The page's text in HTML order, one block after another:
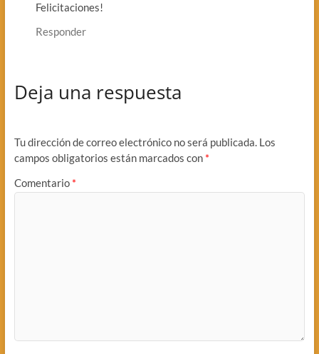
Felicitaciones!
Responder
Deja una respuesta
Tu dirección de correo electrónico no será publicada. Los
campos obligatorios están marcados con *
Comentario *